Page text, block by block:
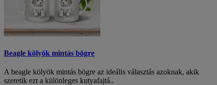
Beagle kölyök mintás bögre
A beagle kölyök mintás bögre az ideális választás azoknak, akik
szeretik ezt a különleges kutyafajtá..